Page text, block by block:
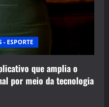
- ESPORTE
que amplia o
por meio da tecnologia